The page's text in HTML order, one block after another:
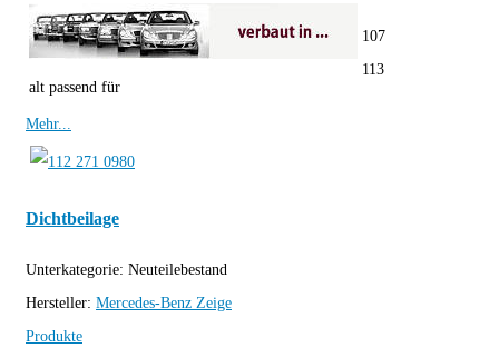
alt passend für
107
113
Mehr...
Dichtbeilage
Unterkategorie: Neuteilebestand
Hersteller: Mercedes-Benz Zeige
Produkte